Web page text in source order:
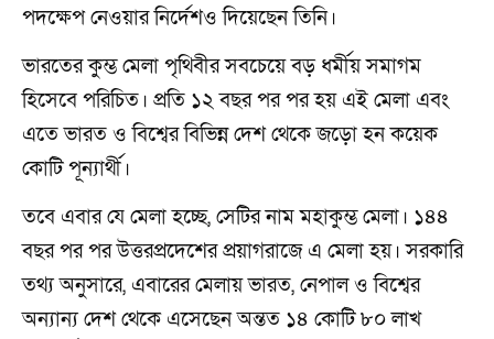
পদক্ষেপ নেওয়ার নির্দেশও দিয়েছেন তিনি।
ভারতের কুম্ভ মেলা পৃথিবীর সবচেয়ে বড় ধর্মীয় সমাগম
হিসেবে পরিচিত। প্রতি ১২ বছর পর পর হয় এই মেলা এবং
এতে ভারত ও বিশ্বের বিভিন্ন দেশ থেকে জড়ো হন কয়েক
কোটি পূন্যার্থী।
তবে এবার যে মেলা হচ্ছে, সেটির নাম মহাকুম্ভ মেলা। ১৪৪
বছর পর পর উত্তরপ্রদেশের প্রয়াগরাজে এ মেলা হয়। সরকারি
তথ্য অনুসারে, এবারের মেলায় ভারত, নেপাল ও বিশ্বের
অন্যান্য দেশ থেকে এসেছেন অন্তত ১৪ কোটি ৮০ লাখ